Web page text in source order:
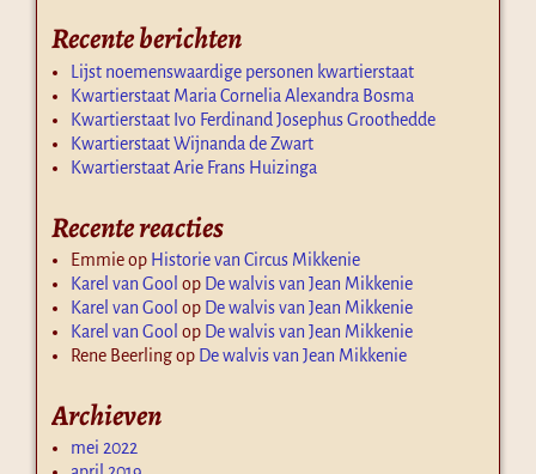
Recente berichten
Lijst noemenswaardige personen kwartierstaat
Kwartierstaat Maria Cornelia Alexandra Bosma
Kwartierstaat Ivo Ferdinand Josephus Groothedde
Kwartierstaat Wijnanda de Zwart
Kwartierstaat Arie Frans Huizinga
Recente reacties
Emmieop Historie van Circus Mikkenie
Karel van Gool op De walvis van Jean Mikkenie
Karel van Gool op De walvis van Jean Mikkenie
Karel van Gool op De walvis van Jean Mikkenie
Rene Beerlingop De walvis van Jean Mikkenie
Archieven
mei 2022